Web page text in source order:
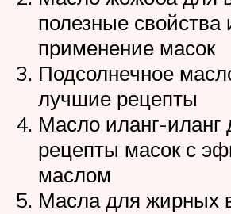
полезные свойства
применение масок
Подсолнечное
лучшие рецепты
Масло иланг-
рецепты масок с
маслом
Масла для жирных